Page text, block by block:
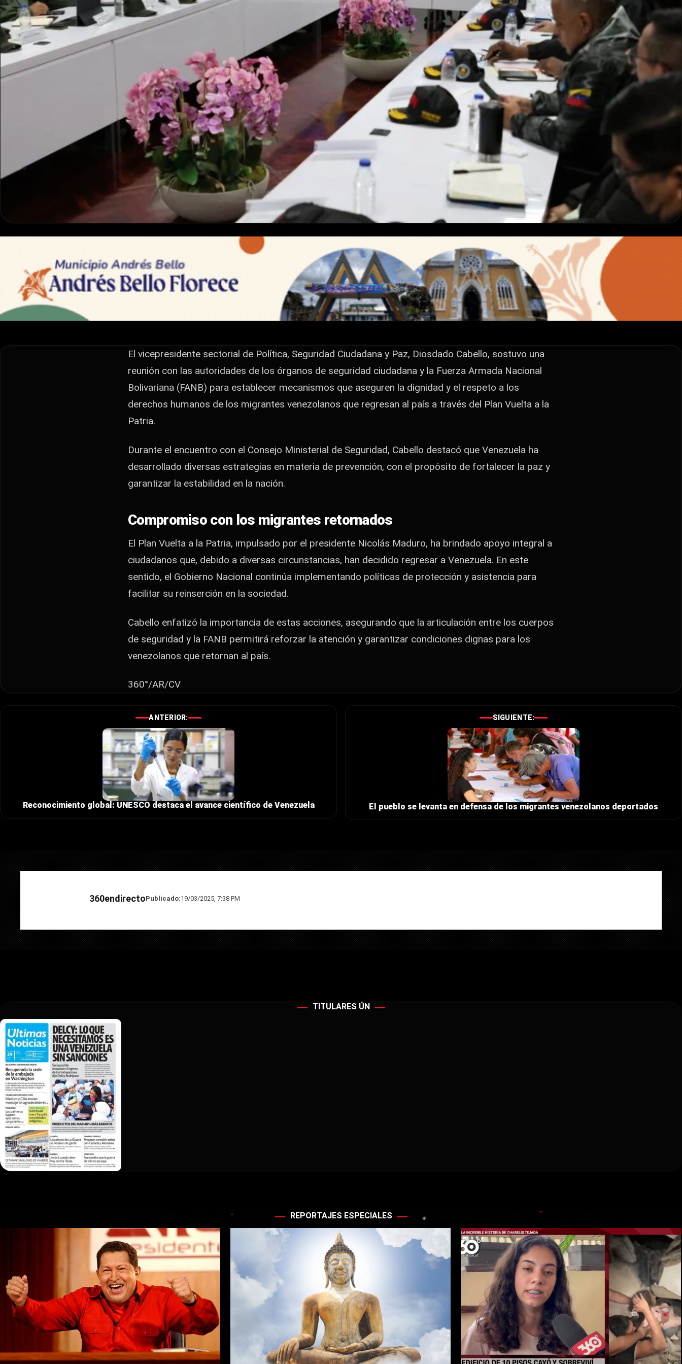
Gobierno venezolano activa estrategia
para garantizar derechos de migrantes
retornados
El vicepresidente sectorial de Política, Seguridad Ciudadana y Paz, Diosdado Cabello, sostuvo una reunión
con las autoridades de los órganos de seguridad ciudadana y la Fuerza Armada Nacional Bolivariana (FANB)
El vicepresidente sectorial de Política, Seguridad Ciudadana y Paz, Diosdado Cabello, sostuvo una
reunión con las autoridades de los órganos de seguridad ciudadana y la Fuerza Armada Nacional
Bolivariana (FANB) para establecer mecanismos que aseguren la dignidad y el respeto a los
derechos humanos de los migrantes venezolanos que regresan al país a través del Plan Vuelta a la
Patria.
Durante el encuentro con el Consejo Ministerial de Seguridad, Cabello destacó que Venezuela ha
desarrollado diversas estrategias en materia de prevención, con el propósito de fortalecer la paz y
garantizar la estabilidad en la nación.
Compromiso con los migrantes retornados
El Plan Vuelta a la Patria, impulsado por el presidente Nicolás Maduro, ha brindado apoyo integral a
ciudadanos que, debido a diversas circunstancias, han decidido regresar a Venezuela. En este
sentido, el Gobierno Nacional continúa implementando políticas de protección y asistencia para
facilitar su reinserción en la sociedad.
Cabello enfatizó la importancia de estas acciones, asegurando que la articulación entre los cuerpos
de seguridad y la FANB permitirá reforzar la atención y garantizar condiciones dignas para los
venezolanos que retornan al país.
360°/AR/CV
ANTERIOR:
Reconocimiento global: UNESCO destaca el avance científico de Venezuela
SIGUIENTE:
El pueblo se levanta en defensa de los migrantes venezolanos deportados
360endirectoPublicado:19/03/2025, 7:38 PM
TITULARES ÚN
REPORTAJES ESPECIALES